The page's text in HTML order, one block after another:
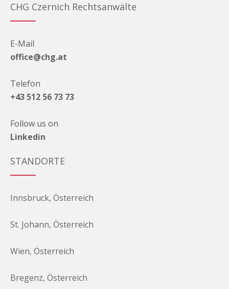
CHG Czernich Rechtsanwälte
E-Mail
office@chg.at
Telefon
+43 512 56 73 73
Follow us on
Linkedin
STANDORTE
Innsbruck, Österreich
St. Johann, Österreich
Wien, Österreich
Bregenz, Österreich